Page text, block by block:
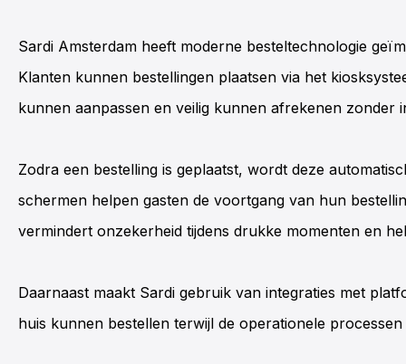
Sardi Amsterdam heeft moderne besteltechnologie
Klanten kunnen bestellingen plaatsen via het k
kunnen aanpassen en veilig kunnen afrekenen zonder
Zodra een bestelling is geplaatst, wordt deze
schermen helpen gasten de voortgang van hun
vermindert onzekerheid tijdens drukke momenten en
Daarnaast maakt Sardi gebruik van integraties met
huis kunnen bestellen terwijl de operationele